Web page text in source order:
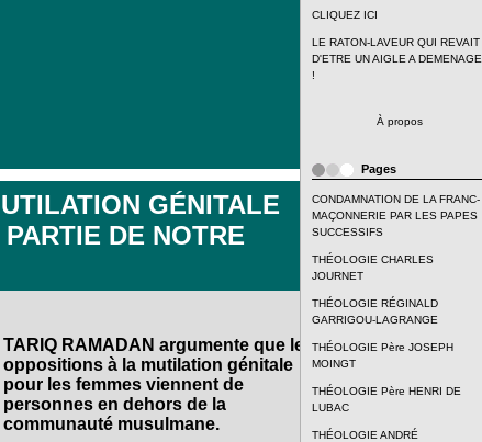
CLIQUEZ ICI
LE RATON-LAVEUR QUI REVAIT
D'ETRE UN AIGLE A DEMENAGE
!
À propos
Pages
CONDAMNATION DE LA FRANC-
MAÇONNERIE PAR LES PAPES
SUCCESSIFS
THÉOLOGIE CHARLES
JOURNET
THÉOLOGIE RÉGINALD
GARRIGOU-LAGRANGE
THÉOLOGIE Père JOSEPH
MOINGT
THÉOLOGIE Père HENRI DE
LUBAC
THÉOLOGIE ANDRÉ
GÉNITALE
DE NOTRE
TARIQ RAMADAN argumente que les
oppositions à la mutilation génitale
pour les femmes viennent de
personnes en dehors de la
communauté musulmane.